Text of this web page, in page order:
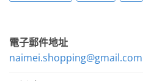
電子郵件地址
naimei.shopping@gmail.com